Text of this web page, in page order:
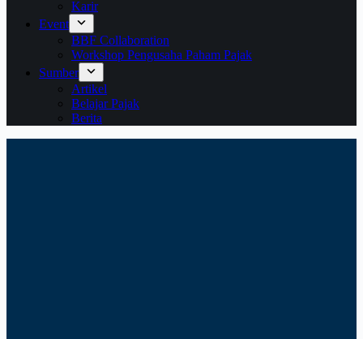
Karir
Event
BBF Collaboration
Workshop Pengusaha Paham Pajak
Sumber
Artikel
Belajar Pajak
Berita